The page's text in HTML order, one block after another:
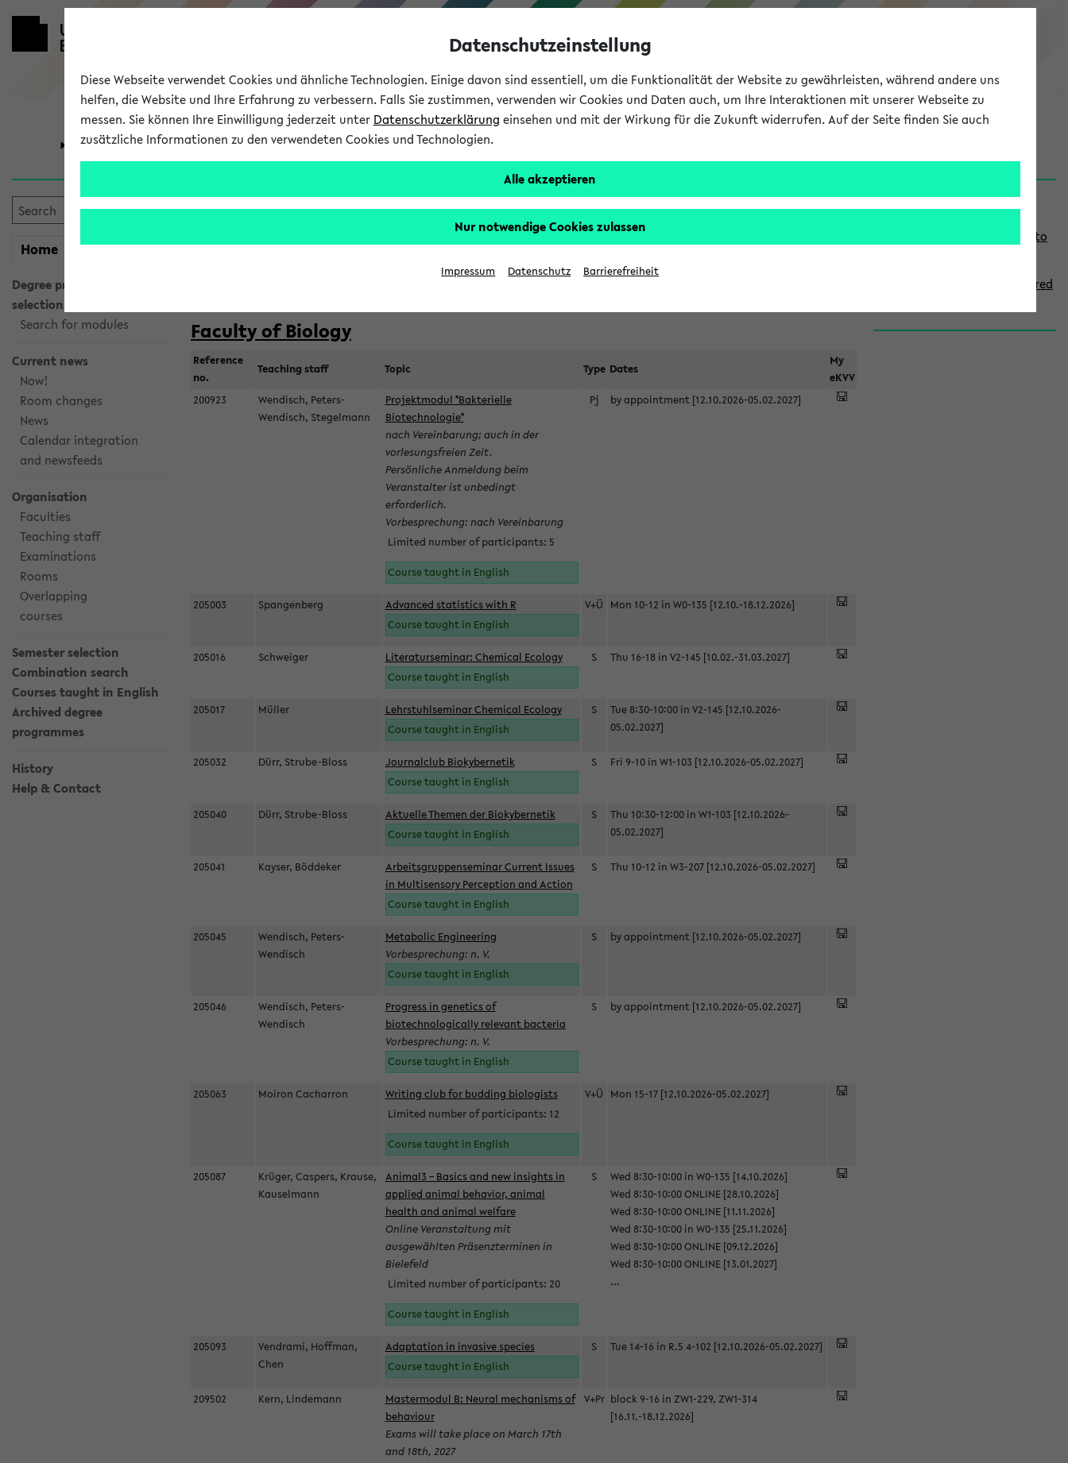
eKVV
University Research Studies
Home myeKVV
Degree programme
selection
Search for modules
Current news
Now!
Room changes
News
Calendar integration
and newsfeeds
Organisation
Faculties
Teaching staff
Examinations
Rooms
Overlapping
courses
Semester selection
Combination search
Courses taught in English
Archived degree
programmes
History
Help & Contact
Courses taught in English
Semester:
Faculty of Biology
Reference
no.
Teaching staff Topic Type Dates
My
eKVV
200923
Wendisch, Peters-
Wendisch, Stegelmann
Projektmodul "Bakterielle
Biotechnologie"
nach Vereinbarung; auch in der
vorlesungsfreien Zeit.
Persönliche Anmeldung beim
Veranstalter ist unbedingt
erforderlich.
Vorbesprechung: nach Vereinbarung
Limited number of participants: 5
Course taught in English
Pj by appointment [12.10.2026-05.02.2027]
205003 Spangenberg
Advanced statistics with R
Course taught in English
V+Ü Mon 10-12 in W0-135 [12.10.-18.12.2026]
205016 Schweiger
Literaturseminar: Chemical Ecology
Course taught in English
S Thu 16-18 in V2-145 [10.02.-31.03.2027]
205017 Müller
Lehrstuhlseminar Chemical Ecology
Course taught in English
S
Tue 8:30-10:00 in V2-145 [12.10.2026-
05.02.2027]
205032 Dürr, Strube-Bloss
Journalclub Biokybernetik
Course taught in English
S Fri 9-10 in W1-103 [12.10.2026-05.02.2027]
205040 Dürr, Strube-Bloss
Aktuelle Themen der Biokybernetik
Course taught in English
S
Thu 10:30-12:00 in W1-103 [12.10.2026-
05.02.2027]
205041 Kayser, Böddeker
Arbeitsgruppenseminar Current Issues
in Multisensory Perception and Action
Course taught in English
S Thu 10-12 in W3-207 [12.10.2026-05.02.2027]
205045
Wendisch, Peters-
Wendisch
Metabolic Engineering
Vorbesprechung: n. V.
Course taught in English
S by appointment [12.10.2026-05.02.2027]
205046
Wendisch, Peters-
Wendisch
Progress in genetics of
biotechnologically relevant bacteria
Vorbesprechung: n. V.
Course taught in English
S by appointment [12.10.2026-05.02.2027]
205063 Moiron Cacharron
Writing club for budding biologists
Limited number of participants: 12
Course taught in English
V+Ü Mon 15-17 [12.10.2026-05.02.2027]
205087
Krüger, Caspers, Krause,
Kauselmann
Animal3 – Basics and new insights in
applied animal behavior, animal
health and animal welfare
Online Veranstaltung mit
ausgewählten Präsenzterminen in
Bielefeld
Limited number of participants: 20
Course taught in English
S
Wed 8:30-10:00 in W0-135 [14.10.2026]
Wed 8:30-10:00 ONLINE [28.10.2026]
Wed 8:30-10:00 ONLINE [11.11.2026]
Wed 8:30-10:00 in W0-135 [25.11.2026]
Wed 8:30-10:00 ONLINE [09.12.2026]
Wed 8:30-10:00 ONLINE [13.01.2027]
...
205093
Vendrami, Hoffman,
Chen
Adaptation in invasive species
Course taught in English
S Tue 14-16 in R.5 4-102 [12.10.2026-05.02.2027]
209502 Kern, Lindemann
Mastermodul B: Neural mechanisms of
behaviour
Exams will take place on March 17th
and 18th, 2027
V+Pr block 9-16 in ZW1-229, ZW1-314
[16.11.-18.12.2026]
S
d
Links
Use the combination search to
How to indicate courses offered
Datenschutzeinstellung
Diese Webseite verwendet Cookies und ähnliche Technologien. Einige davon sind essentiell, um die Funktionalität der Website zu gewährleisten, während andere uns
helfen, die Website und Ihre Erfahrung zu verbessern. Falls Sie zustimmen, verwenden wir Cookies und Daten auch, um Ihre Interaktionen mit unserer Webseite zu
messen. Sie können Ihre Einwilligung jederzeit unter Datenschutzerklärung einsehen und mit der Wirkung für die Zukunft widerrufen. Auf der Seite finden Sie auch
zusätzliche Informationen zu den verwendeten Cookies und Technologien.
Alle akzeptieren
Nur notwendige Cookies zulassen
Impressum Datenschutz Barrierefreiheit